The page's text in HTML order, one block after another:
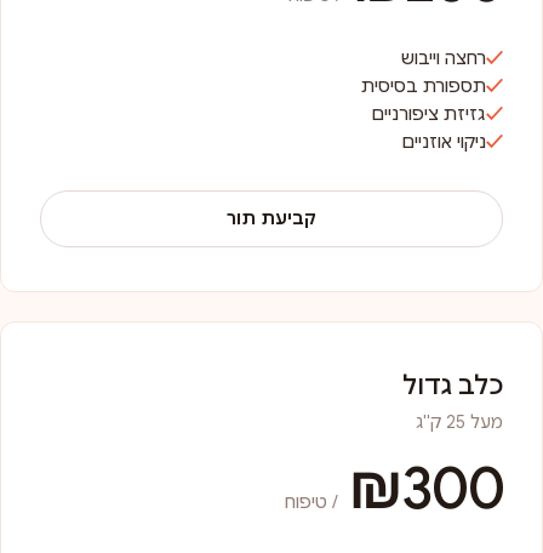
רחצה וייבוש
תספורת בסיסית
גזיזת ציפורניים
ניקוי אוזניים
קביעת תור
כלב גדול
מעל 25 ק"ג
₪300 / טיפוח